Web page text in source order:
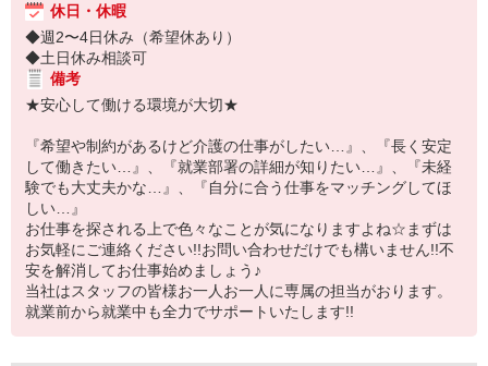
休日・休暇
◆週2〜4日休み（希望休あり）
◆土日休み相談可
備考
★安心して働ける環境が大切★
『希望や制約があるけど介護の仕事がしたい…』、『長く安定
して働きたい…』、『就業部署の詳細が知りたい…』、『未経
験でも大丈夫かな…』、『自分に合う仕事をマッチングしてほ
しい…』
お仕事を探される上で色々なことが気になりますよね☆まずは
お気軽にご連絡ください!!お問い合わせだけでも構いません!!不
安を解消してお仕事始めましょう♪
当社はスタッフの皆様お一人お一人に専属の担当がおります。
就業前から就業中も全力でサポートいたします!!